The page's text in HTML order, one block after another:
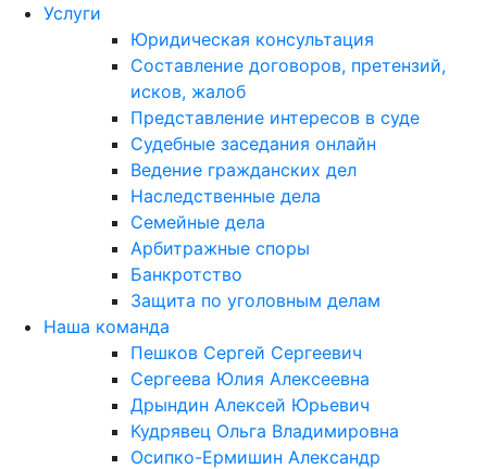
Услуги
Юридическая консультация
Составление договоров, претензий,
исков, жалоб
Представление интересов в суде
Судебные заседания онлайн
Ведение гражданских дел
Наследственные дела
Семейные дела
Арбитражные споры
Банкротство
Защита по уголовным делам
Наша команда
Пешков Сергей Сергеевич
Сергеева Юлия Алексеевна
Дрындин Алексей Юрьевич
Кудрявец Ольга Владимировна
Осипко-Ермишин Александр